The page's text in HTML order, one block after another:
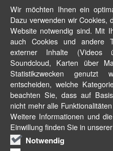
Wir möchten Ihnen ein
Dazu verwenden wir Cookies,
Website notwendig sind. Mit
auch Cookies und andere
externer Inhalte (Videos
Soundcloud, Karten über
Statistikzwecken
entscheiden, welche
beachten Sie, dass auf
nicht mehr alle
Weitere Informationen und
Einwillung finden Sie in
Notwendig